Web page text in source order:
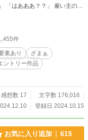
ああ？？」 雇い主のオ
種を産ませる事。 普段表情
目眩がするほどの色香を放
体の抱き心地は最高だった。
）×苗床の青年（金髪緑眼・美
た。ありがとうございま
件
素あり
ざまぁ
ントリー作品
感想数 17
文字数 176,016
登録日 2024.10.15
お気に入り追加 615